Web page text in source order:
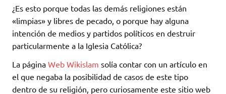
¿Es esto porque todas las demás religiones están
«limpias» y libres de pecado, o porque hay alguna
intención de medios y partidos políticos en destruir
particularmente a la Iglesia Católica?
La página Web Wikislam solía contar con un artículo en
el que negaba la posibilidad de casos de este tipo
dentro de su religión, pero curiosamente este sitio web